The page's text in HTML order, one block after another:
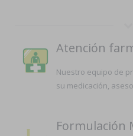
Atención
Nuestro equipo de
su medicación,
Formulación